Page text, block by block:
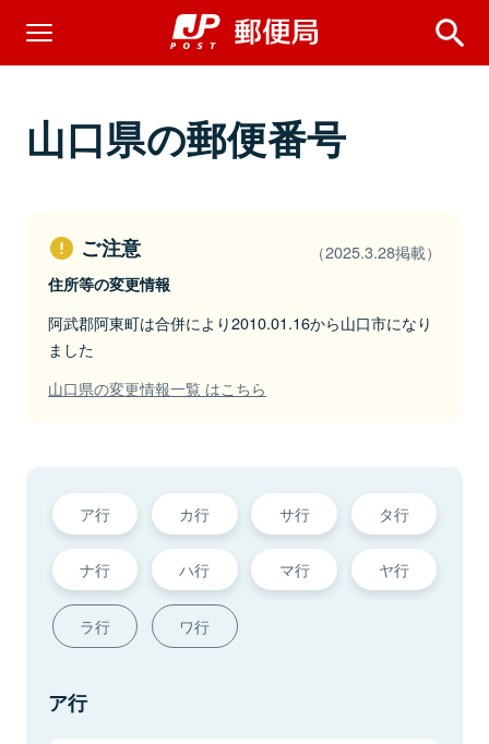
山口県の郵便番号
ご注意 （2025.3.28掲載）
住所等の変更情報
阿武郡阿東町は合併により2010.01.16から山口市になり
ました
山口県の変更情報一覧 はこちら
ア行 カ行 サ行 タ行
ナ行 ハ行 マ行 ヤ行
ラ行 ワ行
ア行